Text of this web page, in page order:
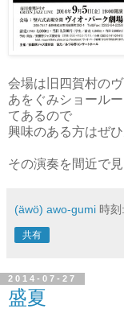
会場は旧四賀村の
あをぐみショール
てあるので
興味のある方はぜ
その演奏を間近で
(äwö) awo-gumi 時刻:
共有
2014-07-27
盛夏